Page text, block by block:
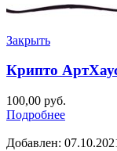
Закрыть
Крипто
100,00 руб.
Подробнее
Добавлен: